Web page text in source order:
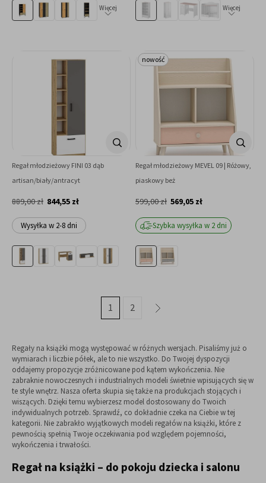
Więcej Więcej
Regał młodzieżowy FINI 03 dąb
artisan/biały/antracyt
844,55 zł
889,00 zł
Wysyłka w 2-8 dni
Regał młodzieżowy MEVEL 09 | Różowy,
piaskowy beż
569,05 zł
599,00 zł
Szybka wysyłka w 2 dni
nowość
1 2 »
Regały na książki mogą występować w różnych wersjach. Pisaliśmy już o
wymiarach i liczbie półek, ale to nie wszystko. Do Twojej dyspozycji
oddajemy propozycje zróżnicowane pod kątem wykończenia. Nie
zabraknie nowoczesnych i industrialnych modeli świetnie wpisujących się w
te style wnętrz. Nasza oferta skupia się także na produkcjach stojących i
wiszących. Dzięki temu wybierzesz model dostosowany do Twoich
indywidualnych potrzeb. Sprawdź, co dokładnie czeka na Ciebie w tej
kategorii. Nie zabrakło wyjątkowych modeli regałów na książki, które z
pewnością spełnią Twoje oczekiwania pod względem pojemności,
wykończenia i trwałości.
Regał na książki – do pokoju dziecka i salonu